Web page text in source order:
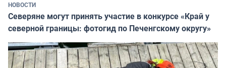
НОВОСТИ
Северяне могут принять участие в конкурсе «Край у
северной границы: фотогид по Печенгскому округу»